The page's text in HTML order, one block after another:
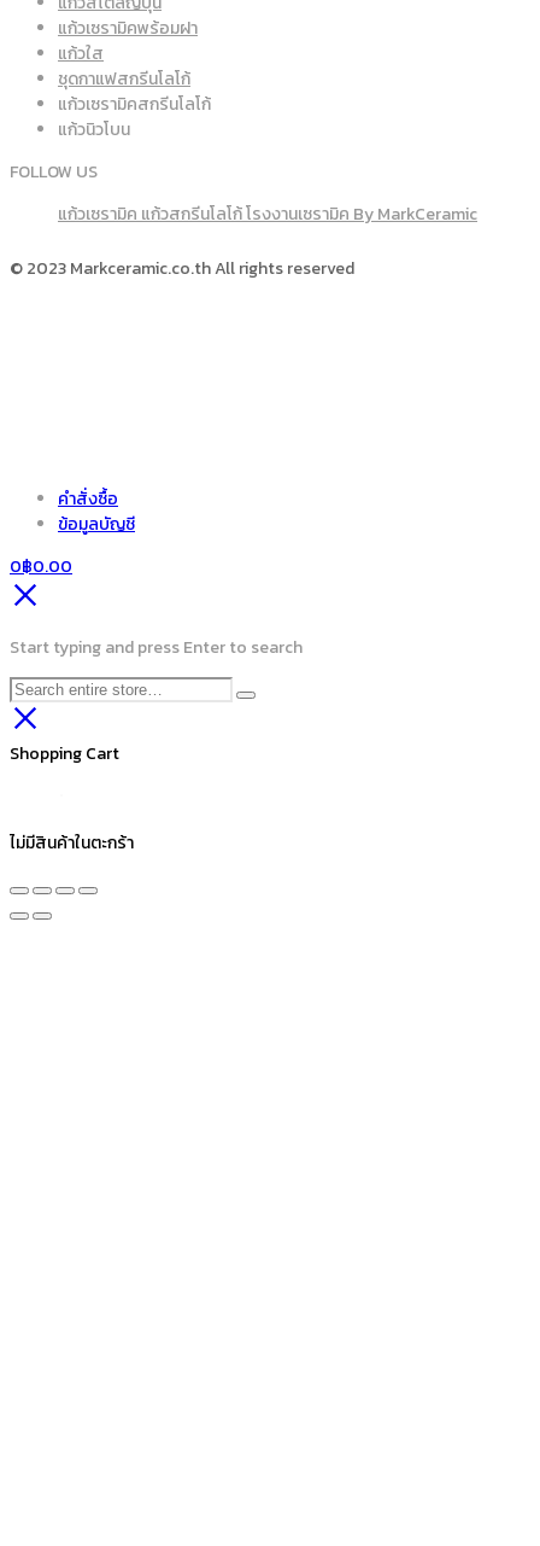
แก้วเซรามิคพร้อมฝา
แก้วใส
ชุดกาแฟสกรีนโลโก้
แก้วเซรามิคสกรีนโลโก้
แก้วนิวโบน
FOLLOW US
แก้วเซรามิค แก้วสกรีนโลโก้ โรงงานเซรามิค By MarkCeramic
© 2023 Markceramic.co.th All rights reserved
คำสั่งซื้อ
ข้อมูลบัญชี
0฿0.00
Start typing and press Enter to search
Shopping Cart
ไม่มีสินค้าในตะกร้า